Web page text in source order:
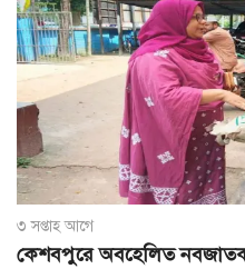
৩ সপ্তাহ আগে
কেশবপুরে অবহেলিত